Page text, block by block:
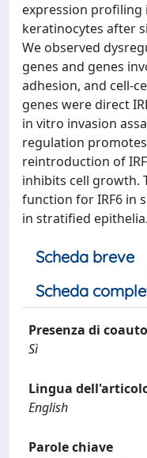
expression
keratinocytes after
We observed
genes and genes
adhesion, and cell-
genes were direct
in vitro invasion
regulation
reintroduction of
inhibits cell growth.
function for IRF6 in
in stratified epithelia.
Scheda breve
Scheda
Presenza di
Sì
Lingua
English
Parole chiave